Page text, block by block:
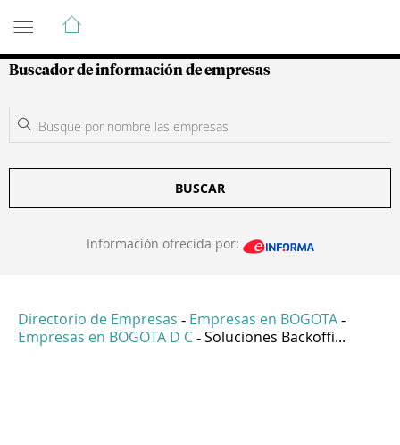
Guía de Empresas Colombianas
Buscador de información de empresas
BUSCAR
Información ofrecida por:
Directorio de Empresas - Empresas en BOGOTA -
Empresas en BOGOTA D C - Soluciones Backoffi...